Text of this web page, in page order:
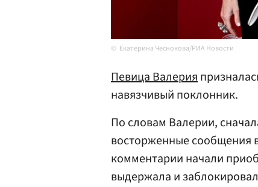
Екатерина Чеснокова/РИА Новости
Певица Валерия
навязчивый поклонник.
По словам Валерии,
восторженные сообщения
комментарии начали
выдержала и